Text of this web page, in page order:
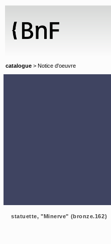
catalogue > Notice d'oeuvre
statuette, "Minerve" (bronze.162)